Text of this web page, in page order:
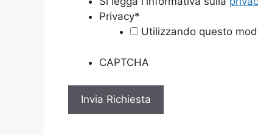
Privacy*
Utilizzando questo
CAPTCHA